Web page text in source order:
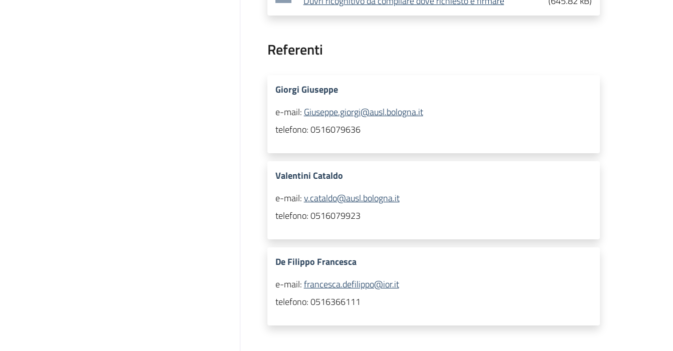
Referenti
Giorgi Giuseppe
e-mail: Giuseppe.giorgi@ausl.bologna.it
telefono:0516079636
Valentini Cataldo
e-mail:v.cataldo@ausl.bologna.it
telefono:0516079923
De Filippo Francesca
e-mail:francesca.defilippo@ior.it
telefono:0516366111